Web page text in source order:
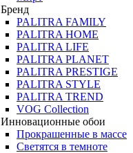
Бренд
PALITRA FAMILY
PALITRA HOME
PALITRA LIFE
PALITRA PLANET
PALITRA PRESTIGE
PALITRA STYLE
PALITRA TREND
VOG Collection
Инновационные обои
Прокрашенные в массе
Светятся в темноте